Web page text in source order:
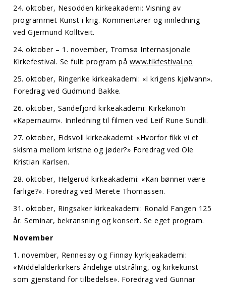
24. oktober, Nesodden kirkeakademi: Visning av
programmet Kunst i krig. Kommentarer og innledning
ved Gjermund Kolltveit.
24. oktober – 1. november, Tromsø Internasjonale
Kirkefestival. Se fullt program på www.tikfestival.no
25. oktober, Ringerike kirkeakademi: «I krigens kjølvann».
Foredrag ved Gudmund Bakke.
26. oktober, Sandefjord kirkeakademi: Kirkekino’n
«Kapernaum». Innledning til filmen ved Leif Rune Sundli.
27. oktober, Eidsvoll kirkeakademi: «Hvorfor fikk vi et
skisma mellom kristne og jøder?» Foredrag ved Ole
Kristian Karlsen.
28. oktober, Helgerud kirkeakademi: «Kan bønner være
farlige?». Foredrag ved Merete Thomassen.
31. oktober, Ringsaker kirkeakademi: Ronald Fangen 125
år. Seminar, bekransning og konsert. Se eget program.
November
1. november, Rennesøy og Finnøy kyrkjeakademi:
«Middelalderkirkers åndelige utstråling, og kirkekunst
som gjenstand for tilbedelse». Foredrag ved Gunnar